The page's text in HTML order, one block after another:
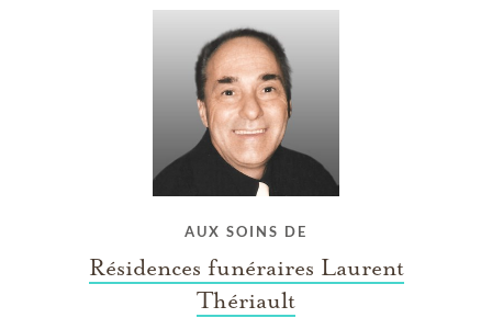
AUX SOINS DE
Résidences funéraires Laurent
Thériault